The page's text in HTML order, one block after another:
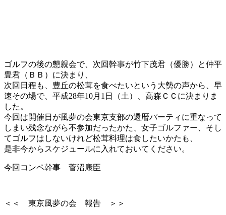
ゴルフの後の懇親会で、次回幹事が竹下茂君（優勝）と仲平
豊君（ＢＢ）に決まり、
次回日程も、豊丘の松茸を食べたいという大勢の声から、早
速その場で、平成28年10月1日（土）、高森ＣＣに決まりま
した。
今回は開催日が風夢の会東京支部の還暦パーティに重なって
しまい残念ながら不参加だったかた、女子ゴルファー、そし
てゴルフはしないけれど松茸料理は食したいかたも、
是非今からスケジュールに入れておいてください。
今回コンペ幹事 菅沼康臣
＜＜ 東京風夢の会 報告 ＞＞